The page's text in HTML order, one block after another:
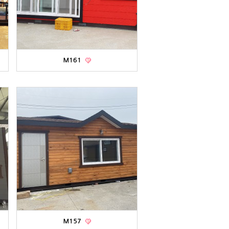
M161
M157